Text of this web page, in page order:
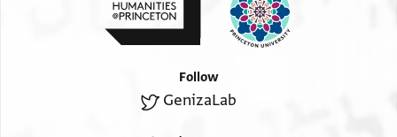
אשר קדמו ולקראותם ברבים ולעזרם בכל יכולת
ולהעירם
ולאהוב לדעת כי אם לא ייעזרו כת הרבנים מאצלכם
אין להם תקומה ואין להם ישיבה בירושלם ועד כה
Follow
GenizaLab